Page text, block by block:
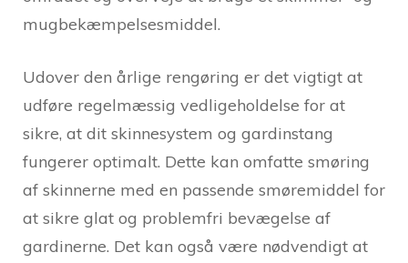
mugbekæmpelsesmiddel.
Udover den årlige rengøring er det vigtigt at
udføre regelmæssig vedligeholdelse for at
sikre, at dit skinnesystem og gardinstang
fungerer optimalt. Dette kan omfatte smøring
af skinnerne med en passende smøremiddel for
at sikre glat og problemfri bevægelse af
gardinerne. Det kan også være nødvendigt at